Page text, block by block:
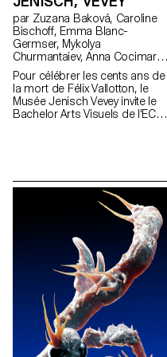
par Zuzana Baková, Caroline
Bischoff, Emma Blanc-
Germser, Mykolya
Churmantaiev, Anna Cocimarov,
Oana Cuozzo, Mayalène de
Roquemaurel, Eulalie Félix,
Louis Fontaine, Duna György,
Marsaili Venus Haas, Olivia
Handschin, Amina Loumachi,
Nayla Younes
Pour célébrer les cents ans de
la mort de Félix Vallotton, le
Musée Jenisch Vevey invite le
Bachelor Arts Visuels de l'ECAL
du XIXe siècle, des colonnes
Morris sont recréées dans le
musée comme supports
modulaires. Elles accueillent
affiches, tracts et posters,
échos de la culture
contemporaine et des
questionnements des
étudiant·e·s d’aujourd’hui.